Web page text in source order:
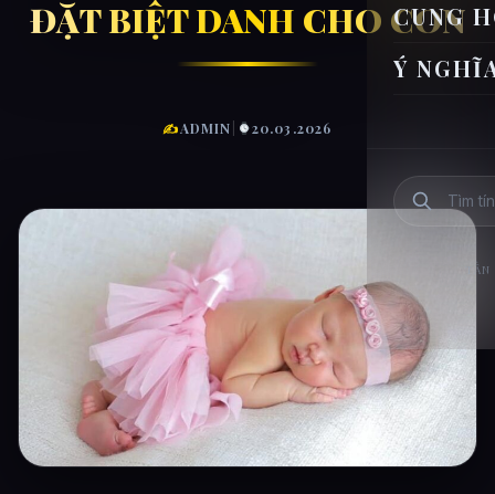
CUNG
Ý
ĐẶT BIỆT DANH CHO CON
✍ADMIN 20.03.2026